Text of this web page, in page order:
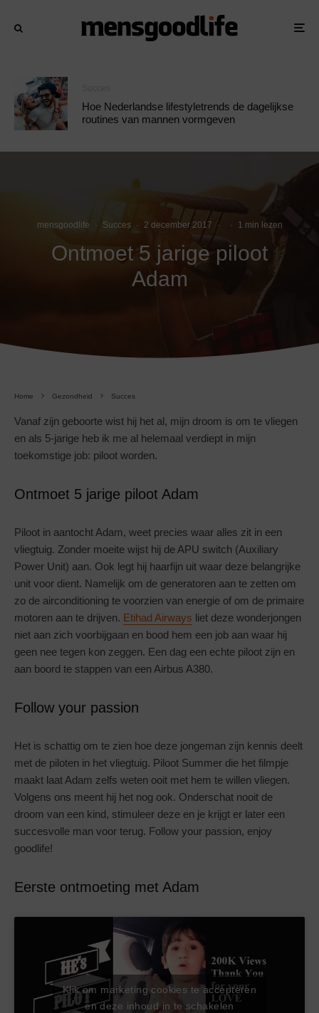
Hoe Nederlandse lifestyletrends de dagelijkse
routines van mannen vormgeven
mensgoodlife · Succes · 2 december 2017 · · 1 min lezen
Ontmoet 5 jarige piloot
Adam
Home Gezondheid Succes
Vanaf zijn geboorte wist hij het al, mijn droom is om te vliegen
en als 5-jarige heb ik me al helemaal verdiept in mijn
toekomstige job: piloot worden.
Ontmoet 5 jarige piloot Adam
Piloot in aantocht Adam, weet precies waar alles zit in een
vliegtuig. Zonder moeite wijst hij de APU switch (Auxiliary
Power Unit) aan. Ook legt hij haarfijn uit waar deze belangrijke
unit voor dient. Namelijk om de generatoren aan te zetten om
zo de airconditioning te voorzien van energie of om de primaire
motoren aan te drijven. Etihad Airways liet deze wonderjongen
niet aan zich voorbijgaan en bood hem een job aan waar hij
geen nee tegen kon zeggen. Een dag een echte piloot zijn en
aan boord te stappen van een Airbus A380.
Follow your passion
Het is schattig om te zien hoe deze jongeman zijn kennis deelt
met de piloten in het vliegtuig. Piloot Summer die het filmpje
maakt laat Adam zelfs weten ooit met hem te willen vliegen.
Volgens ons meent hij het nog ook. Onderschat nooit de
droom van een kind, stimuleer deze en je krijgt er later een
succesvolle man voor terug. Follow your passion, enjoy
goodlife!
Eerste ontmoeting met Adam
Klik om marketing cookies te accepteren
en deze inhoud in te schakelen